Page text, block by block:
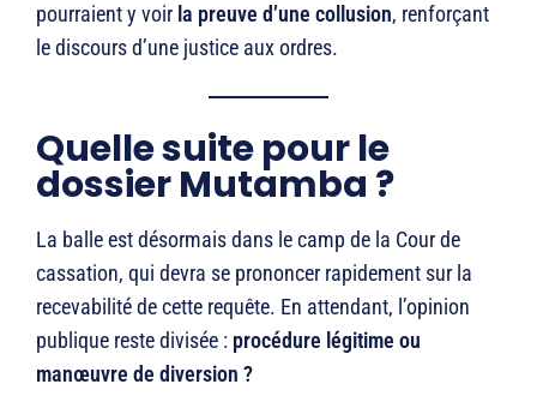
pourraient y voir la preuve d’une collusion, renforçant
le discours d’une justice aux ordres.
Quelle suite pour le
dossier Mutamba ?
La balle est désormais dans le camp de la Cour de
cassation, qui devra se prononcer rapidement sur la
recevabilité de cette requête. En attendant, l’opinion
publique reste divisée : procédure légitime ou
manœuvre de diversion ?